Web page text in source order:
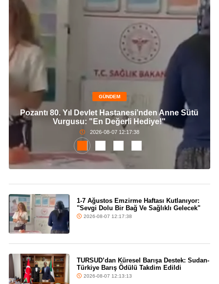
GÜNDEM
Pozantı 80. Yıl Devlet Hastanesi’nden Anne Sütü
Vurgusu: "En Değerli Hediye!"
2026-08-07 12:17:38
1-7 Ağustos Emzirme Haftası Kutlanıyor:
"Sevgi Dolu Bir Bağ Ve Sağlıklı Gelecek"
2026-08-07 12:17:38
TURSUD’dan Küresel Barışa Destek: Sudan-
Türkiye Barış Ödülü Takdim Edildi
2026-08-07 12:13:13